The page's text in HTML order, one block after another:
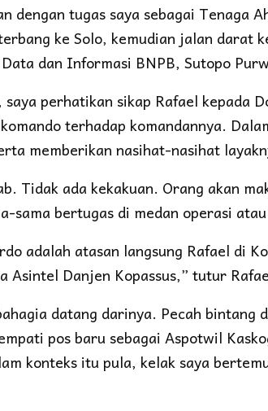
dengan tugas saya sebagai Tenaga
ke Solo, kemudian jalan darat
dan Informasi BNPB, Sutopo
perhatikan sikap Rafael kepada
terhadap komandannya.
memberikan nasihat-nasihat
Tidak ada kekakuan. Orang akan
sama bertugas di medan operasi
adalah atasan langsung Rafael di
Asintel Danjen Kopassus,” tutur
datang darinya. Pecah bintang
pos baru sebagai Aspotwil
konteks itu pula, kelak saya